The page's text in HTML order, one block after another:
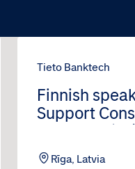
Finnish
Support
Banktech
Rīga, Latvia
Tieto Banktech